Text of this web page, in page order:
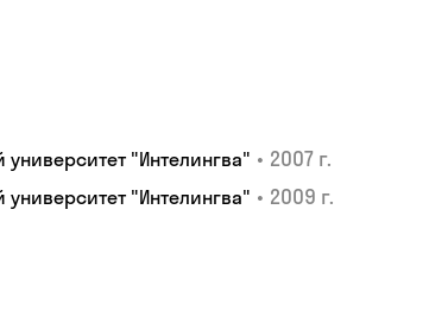
"Интелингва" • 2007 г.
"Интелингва" • 2009 г.